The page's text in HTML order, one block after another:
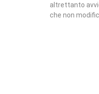
altrettanto
che non